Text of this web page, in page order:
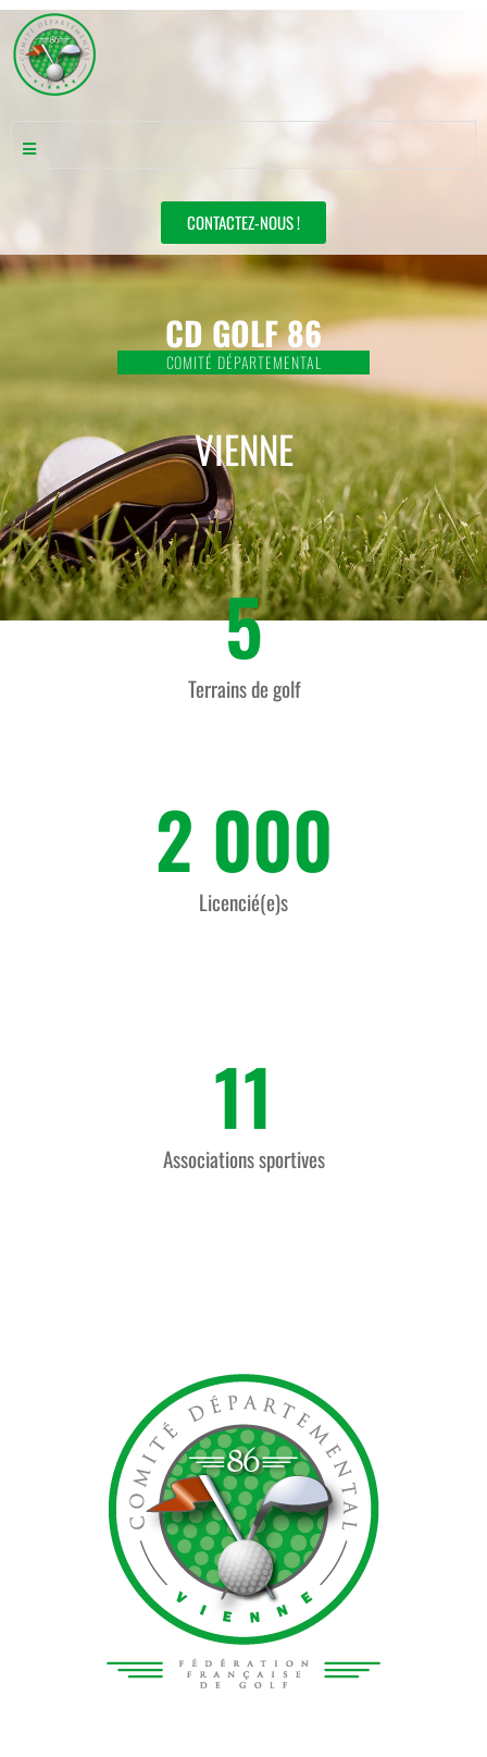
CONTACTEZ-NOUS !
CD GOLF 86
COMITÉ DÉPARTEMENTAL
VIENNE
Terrains de golf
5
Licencié(e)s
2 000
Associations sportives
11